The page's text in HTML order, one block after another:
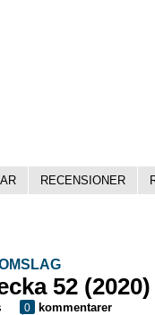
RECENSIONER
52 (2020)
0 kommentarer